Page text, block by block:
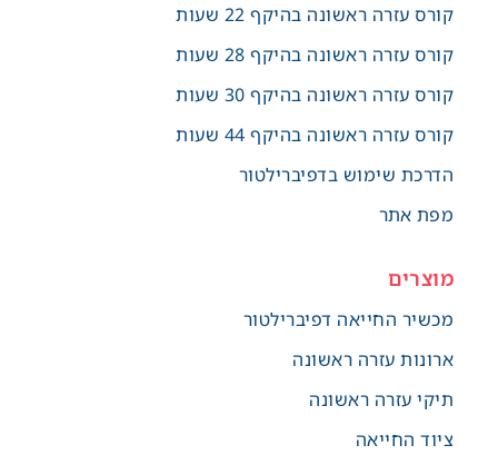
קורס עזרה ראשונה בהיקף 22 שעות
קורס עזרה ראשונה בהיקף 28 שעות
קורס עזרה ראשונה בהיקף 30 שעות
קורס עזרה ראשונה בהיקף 44 שעות
הדרכת שימוש בדפיברילטור
מפת אתר
מוצרים
מכשיר החייאה דפיברילטור
ארונות עזרה ראשונה
תיקי עזרה ראשונה
ציוד החייאה